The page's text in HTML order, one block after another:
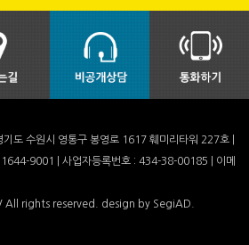
도 수원시 영통구 봉영로 1617 훼미리타워 227호 |
1644-9001 | 사업자등록번호 : 434-38-00185 | 이메
All rights reserved. design by SegiAD.